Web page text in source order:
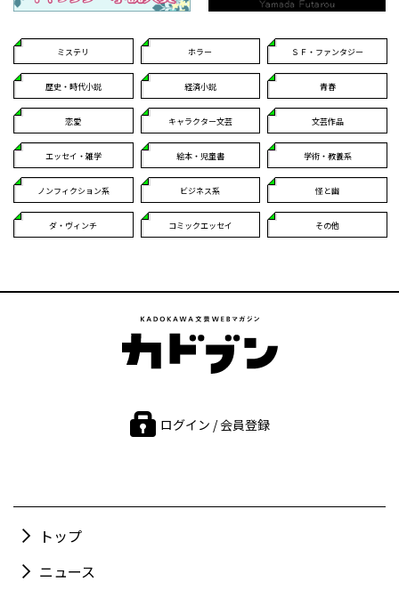
ミステリ ホラー ＳＦ・ファンタジー
歴史・時代小説 経済小説 青春
恋愛 キャラクター文芸 文芸作品
エッセイ・雑学 絵本・児童書 学術・教養系
ノンフィクション系 ビジネス系 怪と幽
ダ・ヴィンチ コミックエッセイ その他
ログイン / 会員登録
トップ
ニュース